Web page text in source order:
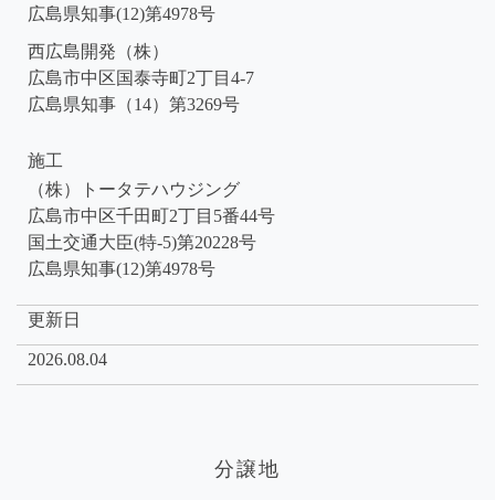
広島県知事(12)第4978号
西広島開発（株）
広島市中区国泰寺町2丁目4-7
広島県知事（14）第3269号
施工
（株）トータテハウジング
広島市中区千田町2丁目5番44号
国土交通大臣(特-5)第20228号
広島県知事(12)第4978号
更新日
2026.08.04
分譲地